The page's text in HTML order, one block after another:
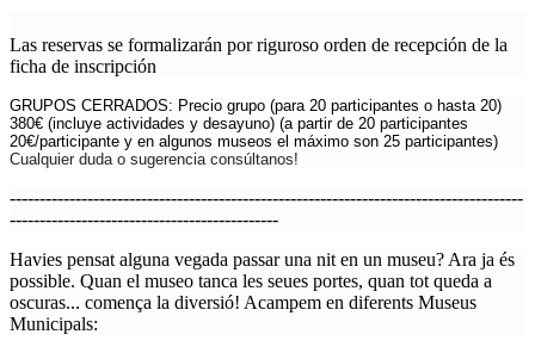
Las reservas se formalizarán por riguroso orden de recepción de la
ficha de inscripción
GRUPOS CERRADOS: Precio grupo (para 20 participantes o hasta 20)
380€ (incluye actividades y desayuno) (a partir de 20 participantes
20€/participante y en algunos museos el máximo son 25 participantes)
Cualquier duda o sugerencia consúltanos!
--------------------------------------------------------------------------------------
---------------------------------------------
Havies pensat alguna vegada passar una nit en un museu? Ara ja és
possible. Quan el museo tanca les seues portes, quan tot queda a
oscuras... comença la diversió! Acampem en diferents Museus
Municipals: